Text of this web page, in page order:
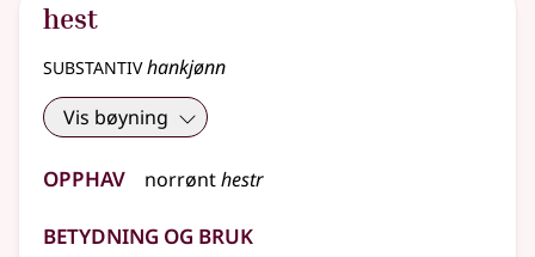
hest
substantivhankjønn
Vis bøyning
Opphav norrønthestr
Betydning og bruk